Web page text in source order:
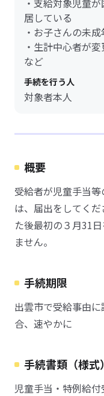
・支給対象児童
居している
・お子さんの未
・生計中心者が
など
手続を行う人
対象者本人
概要
受給者が児童手当
は、届出をしてく
た後最初の３月31
ません。
手続期限
出雲市で受給事由
合、速やかに
手続書類（様式）
児童手当・特例給